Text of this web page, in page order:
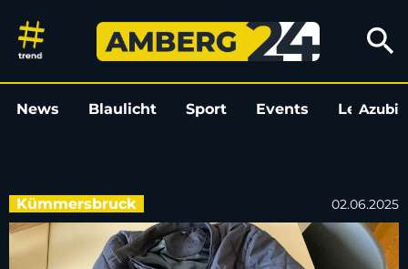
Diebstahl auf Kirwa in
search
News Blaulicht Sport Events LeoAzubi
Kümmersbruck 02.06.2025